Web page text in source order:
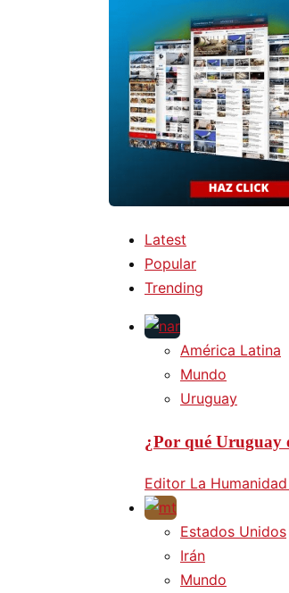
Latest
Popular
Trending
América Latina
Mundo
Uruguay
¿Por qué Uruguay
Editor La Humanidad
Estados Unidos
Irán
Mundo